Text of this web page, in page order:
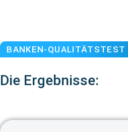
BANKEN-QUALITÄTSTEST
Die Ergebnisse: